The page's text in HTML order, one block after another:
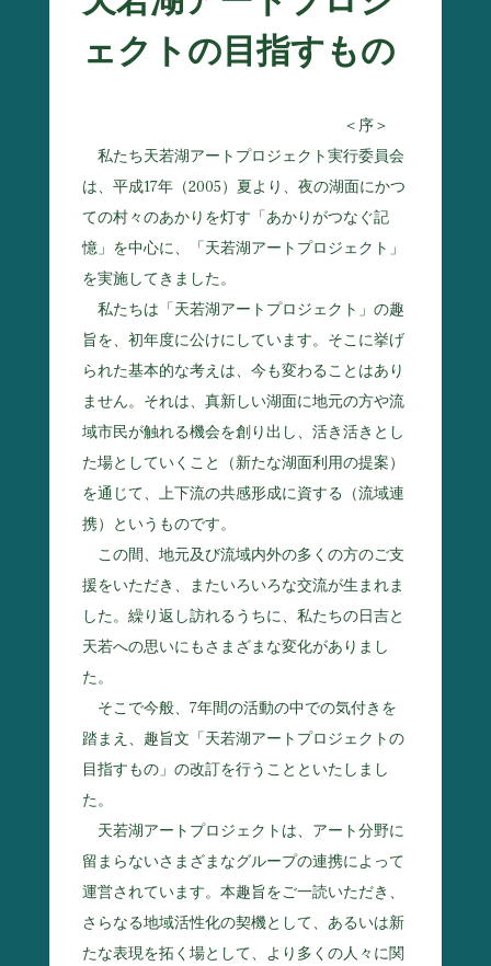
ェクトの目指すもの
＜序＞
私たち天若湖アートプロジェクト実行委員会
は、平成17年（2005）夏より、夜の湖面にかつ
ての村々のあかりを灯す「あかりがつなぐ記
憶」を中心に、「天若湖アートプロジェクト」
を実施してきました。
私たちは「天若湖アートプロジェクト」の趣
旨を、初年度に公けにしています。そこに挙げ
られた基本的な考えは、今も変わることはあり
ません。それは、真新しい湖面に地元の方や流
域市民が触れる機会を創り出し、活き活きとし
た場としていくこと（新たな湖面利用の提案）
を通じて、上下流の共感形成に資する（流域連
携）というものです。
この間、地元及び流域内外の多くの方のご支
援をいただき、またいろいろな交流が生まれま
した。繰り返し訪れるうちに、私たちの日吉と
天若への思いにもさまざまな変化がありまし
た。
そこで今般、7年間の活動の中での気付きを
踏まえ、趣旨文「天若湖アートプロジェクトの
目指すもの」の改訂を行うことといたしまし
た。
天若湖アートプロジェクトは、アート分野に
留まらないさまざまなグループの連携によって
運営されています。本趣旨をご一読いただき、
さらなる地域活性化の契機として、あるいは新
たな表現を拓く場として、より多くの人々に関